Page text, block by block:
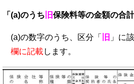
「(a)のうち 旧保険料等の金額の合
(a)の数字のうち、区分「 旧 」に
欄に記載します。